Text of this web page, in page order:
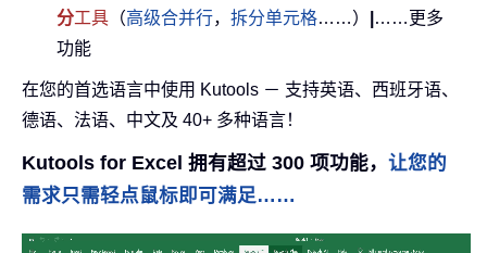
分工具 （高级合并行， 拆分单元格……）
……更多
功能
在您的首选语言中使用 Kutools － 支持英语、西班牙语、
德语、法语、中文及 40+ 多种语言！
Kutools for Excel 拥有超过 300 项功能， 让您的
需求只需轻点鼠标即可满足……